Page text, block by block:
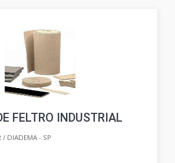
FELTRO INDUSTRIAL
/ DIADEMA - SP